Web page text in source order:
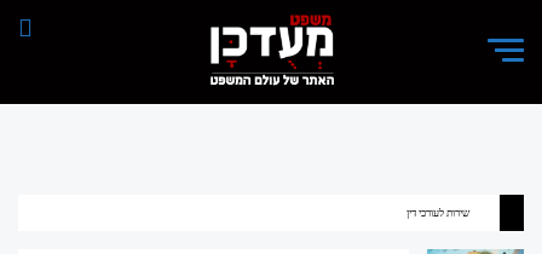
שירות לעורכי דין